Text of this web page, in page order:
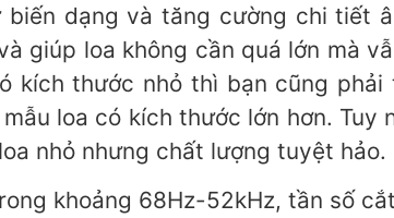
dạng và tăng cường chi tiết
giúp loa không cần quá lớn mà
kích thước nhỏ thì bạn cũng
loa có kích thước lớn hơn. Tuy
nhỏ nhưng chất lượng tuyệt hảo.
khoảng 68Hz-52kHz, tần số